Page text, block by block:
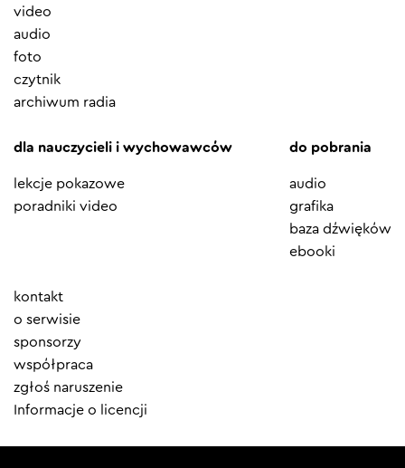
video
audio
foto
czytnik
archiwum radia
dla nauczycieli i wychowawców
lekcje pokazowe
poradniki video
do pobrania
audio
grafika
baza dźwięków
ebooki
Element
menu
kontakt
o serwisie
sponsorzy
współpraca
zgłoś naruszenie
Informacje o licencji